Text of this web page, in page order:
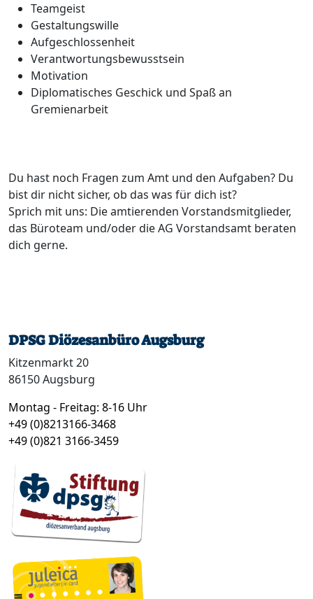
Teamgeist
Gestaltungswille
Aufgeschlossenheit
Verantwortungsbewusstsein
Motivation
Diplomatisches Geschick und Spaß an
Gremienarbeit
Du hast noch Fragen zum Amt und den Aufgaben? Du
bist dir nicht sicher, ob das was für dich ist?
Sprich mit uns: Die amtierenden Vorstandsmitglieder,
das Büroteam und/oder die AG Vorstandsamt beraten
dich gerne.
DPSG Diözesanbüro Augsburg
Kitzenmarkt 20
86150 Augsburg
Montag - Freitag: 8-16 Uhr
+49 (0)8213166-3468
+49 (0)821 3166-3459